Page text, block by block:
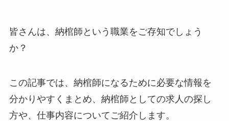
皆さんは、納棺師という職業をご存知でしょう
か？
この記事では、納棺師になるために必要な情報を
分かりやすくまとめ、納棺師としての求人の探し
方や、仕事内容についてご紹介します。